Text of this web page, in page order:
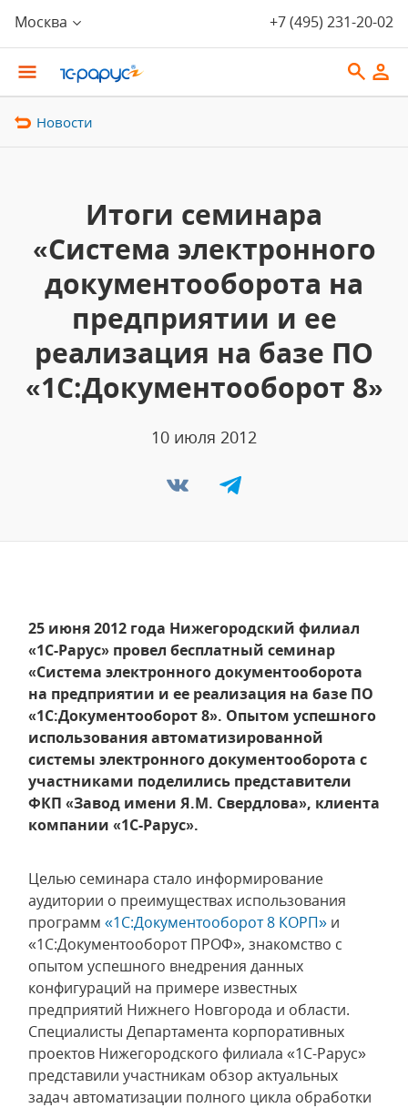
Москва +7 (495) 231-20-02
Новости
Итоги семинара
«Система электронного
документооборота на
предприятии и ее
реализация на базе ПО
«1С:Документооборот 8»
10 июля 2012
25 июня 2012 года Нижегородский филиал
«1С-Рарус» провел бесплатный семинар
«Система электронного документооборота
на предприятии и ее реализация на базе ПО
«1С:Документооборот 8». Опытом успешного
использования автоматизированной
системы электронного документооборота с
участниками поделились представители
ФКП «Завод имени Я.М. Свердлова», клиента
компании «1С-Рарус».
Целью семинара стало информирование
аудитории о преимуществах использования
программ «1С:Документооборот 8 КОРП» и
«1С:Документооборот ПРОФ», знакомство с
опытом успешного внедрения данных
конфигураций на примере известных
предприятий Нижнего Новгорода и области.
Специалисты Департамента корпоративных
проектов Нижегородского филиала «1С-Рарус»
представили участникам обзор актуальных
задач автоматизации полного цикла обработки